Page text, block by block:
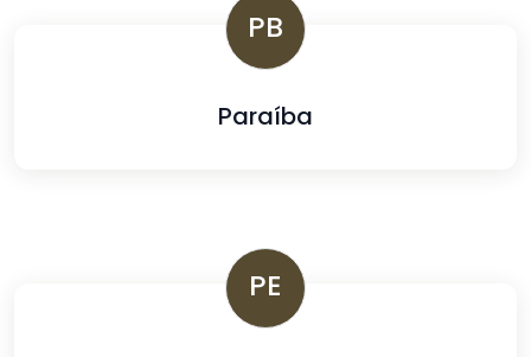
PB
Paraíba
PE